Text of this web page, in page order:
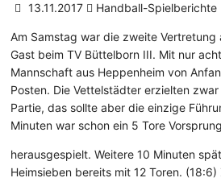
13.11.2017 Handball-Spielberichte
Am Samstag war die zweite Vertretung
Gast beim TV Büttelborn III. Mit nur
Mannschaft aus Heppenheim von
Posten. Die Vettelstädter erzielten
Partie, das sollte aber die einzige
Minuten war schon ein 5 Tore Vorsprung
herausgespielt. Weitere 10 Minuten
Heimsieben bereits mit 12 Toren.